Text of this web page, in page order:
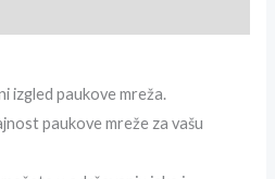
izgled paukove mreža.
paukove mreže za vašu